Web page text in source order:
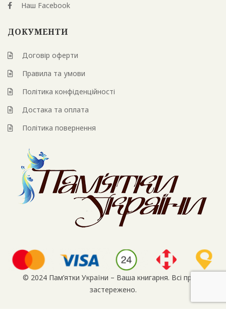
Наш Facebook
ДОКУМЕНТИ
Договір оферти
Правила та умови
Політика конфіденційності
Достака та оплата
Політика повернення
© 2024 Пам’ятки України – Ваша книгарня. Всі права
застережено.